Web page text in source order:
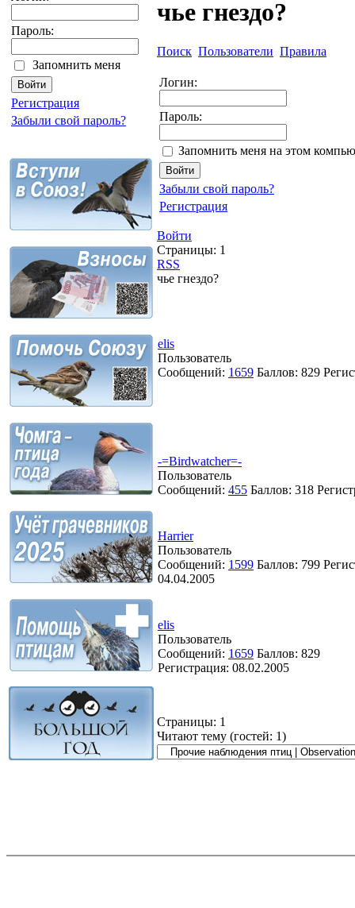
Пароль:
Запомнить меня
Регистрация
Забыли свой пароль?
чье гнездо?
Поиск Пользователи Правила
Логин:
Пароль:
Запомнить меня на этом
Забыли свой пароль?
Регистрация
Войти
Страницы: 1
RSS
чье гнездо?
elis
Пользователь
Сообщений: 1659 Баллов: 829
-=Birdwatcher=-
Пользователь
Сообщений: 455 Баллов: 318
Harrier
Пользователь
Сообщений: 1599 Баллов: 799
04.04.2005
elis
Пользователь
Сообщений: 1659 Баллов: 829
Регистрация: 08.02.2005
Страницы: 1
Читают тему (гостей: 1)